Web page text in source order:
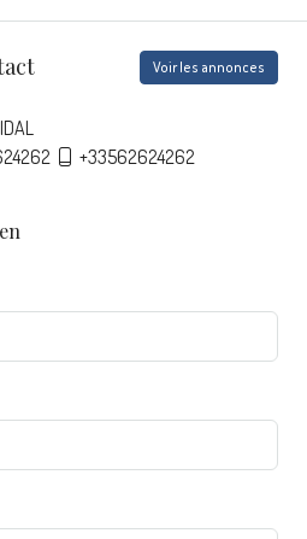
Voir les annonces
+33562624262